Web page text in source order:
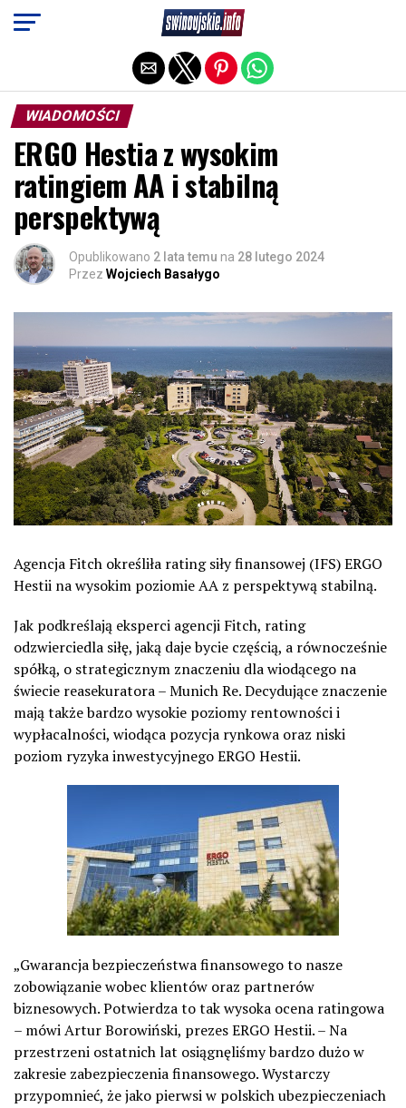
WIADOMOŚCI
ERGO Hestia z wysokim
ratingiem AA i stabilną
perspektywą
Opublikowano 2 lata temu na 28 lutego 2024
Przez Wojciech Basałygo
Agencja Fitch określiła rating siły finansowej (IFS) ERGO
Hestii na wysokim poziomie AA z perspektywą stabilną.
Jak podkreślają eksperci agencji Fitch, rating
odzwierciedla siłę, jaką dajebycie częścią, a równocześnie
spółką, o strategicznym znaczeniu dlawiodącego na
świecie reasekuratora– Munich Re. Decydujące znaczenie
mają takżebardzo wysokie poziomy rentowności i
wypłacalności, wiodąca pozycja rynkowa oraz niski
poziom ryzyka inwestycyjnegoERGO Hestii.
„Gwarancja bezpieczeństwa finansowego to nasze
zobowiązanie wobec klientów oraz partnerów
biznesowych. Potwierdza to tak wysoka ocena ratingowa
– mówi Artur Borowiński, prezes ERGO Hestii. – Na
przestrzeni ostatnich lat osiągnęliśmy bardzo dużo w
zakresie zabezpieczenia finansowego. Wystarczy
przypomnieć, że jako pierwsi w polskich ubezpieczeniach
Exit mobile version